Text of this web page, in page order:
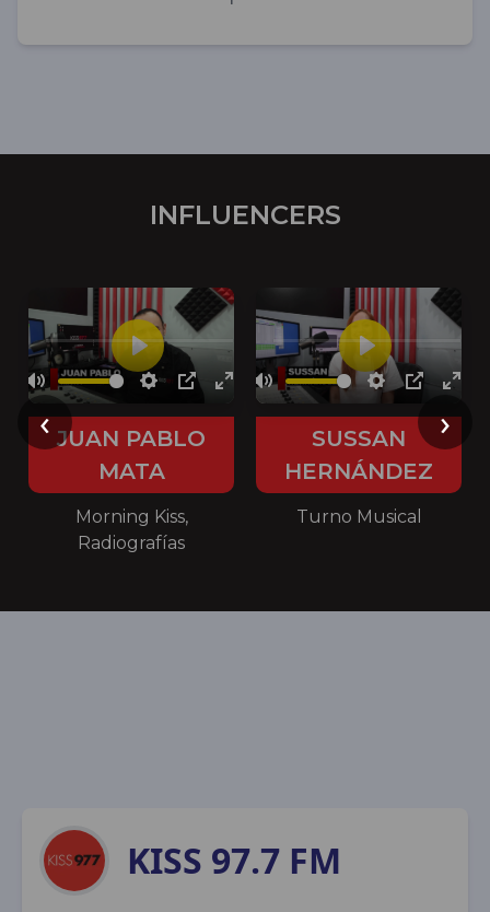
INFLUENCERS
‹ JUAN PABLO
MATA
Morning Kiss,
Radiografías
SUSSAN
HERNÁNDEZ
Turno Musical
›
KISS 97.7 FM